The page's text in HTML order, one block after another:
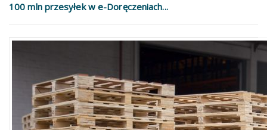
100 mln przesyłek w e-Doręczeniach...